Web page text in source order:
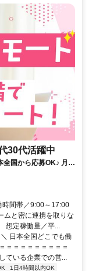
30代活躍中
全国から応募OK♪ 月稼
時間帯／9:00～17:00
ムと密に連携を取りな
想定稼働量／平...
日本全国どこでも働
＝＝＝＝＝＝＝＝
ている企業での営...
1日4時間以内OK